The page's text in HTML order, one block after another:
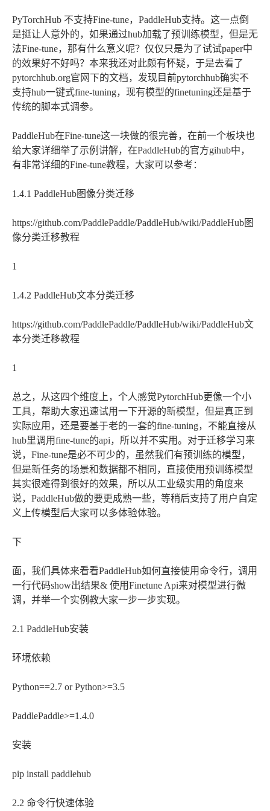
PyTorchHub 不支持Fine-tune，PaddleHub支持。这一点倒
是挺让人意外的，如果通过hub加载了预训练模型，但是无
法Fine-tune，那有什么意义呢？仅仅只是为了试试paper中
的效果好不好吗？本来我还对此颇有怀疑，于是去看了
pytorchhub.org官网下的文档，发现目前pytorchhub确实不
支持hub一键式fine-tuning，现有模型的finetuning还是基于
传统的脚本式调参。
PaddleHub在Fine-tune这一块做的很完善，在前一个板块也
给大家详细举了示例讲解，在PaddleHub的官方gihub中，
有非常详细的Fine-tune教程，大家可以参考：
1.4.1 PaddleHub图像分类迁移
https://github.com/PaddlePaddle/PaddleHub/wiki/PaddleHub图
像分类迁移教程
1
1.4.2 PaddleHub文本分类迁移
https://github.com/PaddlePaddle/PaddleHub/wiki/PaddleHub文
本分类迁移教程
1
总之，从这四个维度上，个人感觉PytorchHub更像一个小
工具，帮助大家迅速试用一下开源的新模型，但是真正到
实际应用，还是要基于老的一套的fine-tuning，不能直接从
hub里调用fine-tune的api，所以并不实用。对于迁移学习来
说，Fine-tune是必不可少的，虽然我们有预训练的模型，
但是新任务的场景和数据都不相同，直接使用预训练模型
其实很难得到很好的效果，所以从工业级实用的角度来
说，PaddleHub做的要更成熟一些，等稍后支持了用户自定
义上传模型后大家可以多体验体验。
下
面，我们具体来看看PaddleHub如何直接使用命令行，调用
一行代码show出结果& 使用Finetune Api来对模型进行微
调，并举一个实例教大家一步一步实现。
2.1 PaddleHub安装
环境依赖
Python==2.7 or Python>=3.5
PaddlePaddle>=1.4.0
安装
pip install paddlehub
2.2 命令行快速体验